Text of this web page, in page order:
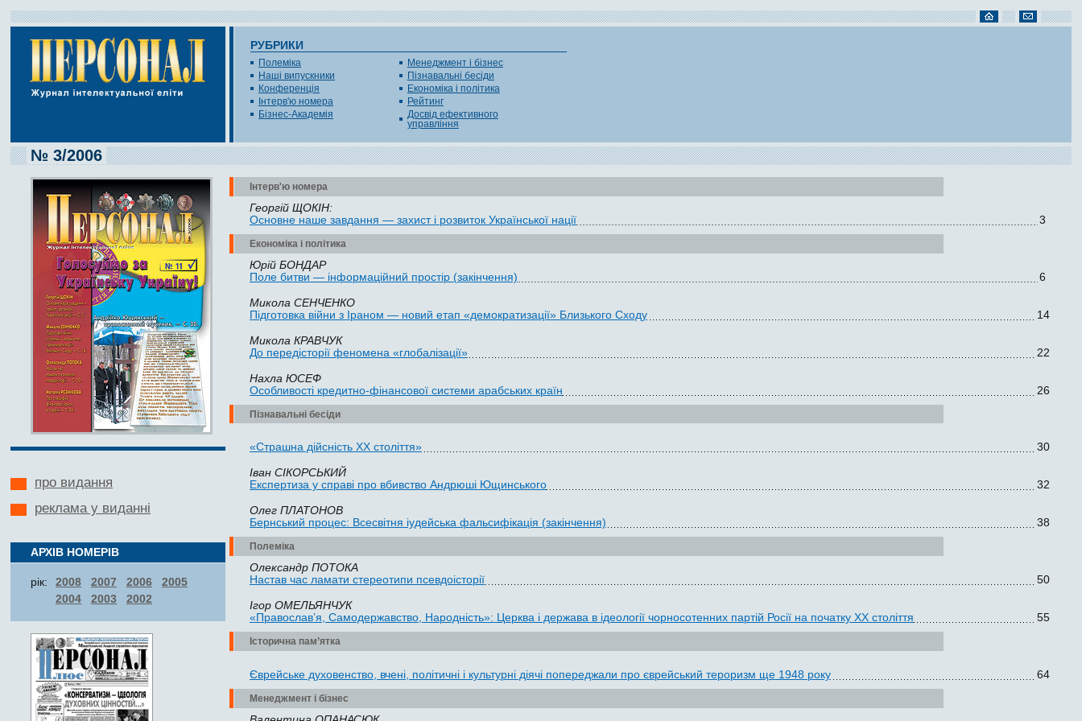
РУБРИКИ
Полеміка
Менеджмент і бізнес
Наші випускники
Пізнавальні бесіди
Конференція
Економіка і політика
Інтерв'ю номера
Рейтинг
Бізнес-Академія
Досвід ефективного
управління
№ 3/2006
про видання
реклама у виданні
АРХІВ НОМЕРІВ
рік: 2008 2007 2006
2005
2004
2003 2002
Інтерв'ю номера
Георгій ЩОКІН:
Основне наше завдання — захист і розвиток Української нації
3
Економіка і політика
Юрій БОНДАР
Поле битви — інформаційний простір (закінчення)
6
Микола СЕНЧЕНКО
Підготовка війни з Іраном — новий етап «демократизації» Близького Сходу
14
Микола КРАВЧУК
До передісторії феномена «глобалізації»
22
Нахла ЮСЕФ
Особливості кредитно-фінансової системи арабських країн
26
Пізнавальні бесіди
«Страшна дійсність ХХ століття» 30
Іван СІКОРСЬКИЙ
Експертиза у справі про вбивство Андрюші Ющинського
32
Олег ПЛАТОНОВ
Бернський процес: Всесвітня іудейська фальсифікація (закінчення)
38
Полеміка
Олександр ПОТОКА
Настав час ламати стереотипи псевдоісторії
50
Ігор ОМЕЛЬЯНЧУК
«Православ’я, Самодержавство, Народність»: Церква і держава в ідеології чорносотенних партій Росії на початку ХХ століття
55
Історична пам’ятка
Єврейське духовенство, вчені, політичні і культурні діячі попереджали про єврейський тероризм ще 1948 року 64
Менеджмент і бізнес